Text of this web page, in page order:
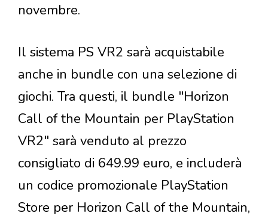
novembre.
Il sistema PS VR2 sarà acquistabile
anche in bundle con una selezione di
giochi. Tra questi, il bundle "Horizon
Call of the Mountain per PlayStation
VR2" sarà venduto al prezzo
consigliato di 649.99 euro, e includerà
un codice promozionale PlayStation
Store per Horizon Call of the Mountain,